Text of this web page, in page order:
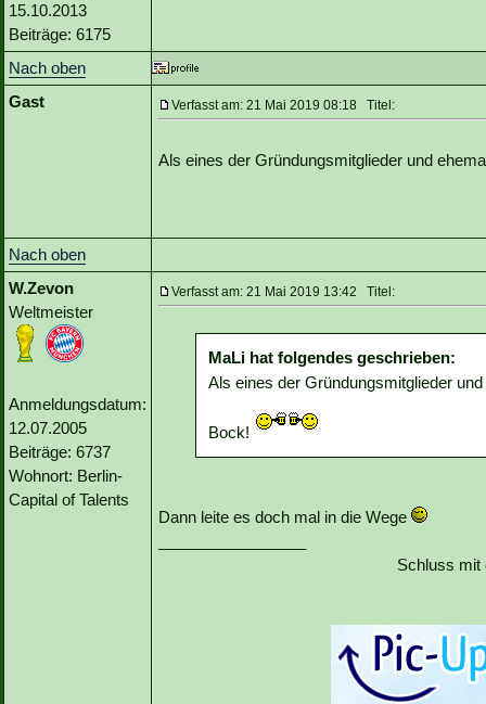
15.10.2013
Beiträge: 6175
Nach oben
Gast
Verfasst am: 21 Mai 2019 08:18 Titel:
Als eines der Gründungsmitglieder und
Nach oben
W.Zevon
Weltmeister
Anmeldungsdatum:
12.07.2005
Beiträge: 6737
Wohnort: Berlin-
Capital of Talents
Verfasst am: 21 Mai 2019 13:42 Titel:
MaLi hat folgendes geschrieben:
Als eines der Gründungsmitglieder
Bock!
Dann leite es doch mal in die Wege
Schluss mit